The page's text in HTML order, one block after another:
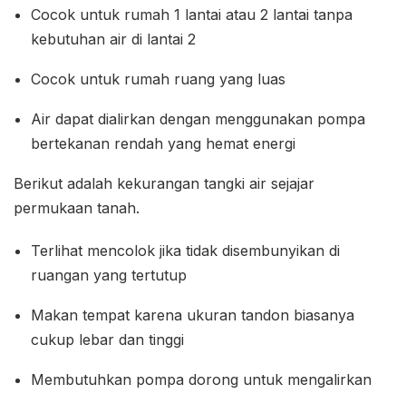
Cocok untuk rumah 1 lantai atau 2 lantai tanpa
kebutuhan air di lantai 2
Cocok untuk rumah ruang yang luas
Air dapat dialirkan dengan menggunakan pompa
bertekanan rendah yang hemat energi
Berikut adalah kekurangan tangki air sejajar
permukaan tanah.
Terlihat mencolok jika tidak disembunyikan di
ruangan yang tertutup
Makan tempat karena ukuran tandon biasanya
cukup lebar dan tinggi
Membutuhkan pompa dorong untuk mengalirkan